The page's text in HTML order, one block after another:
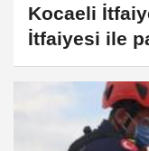
Kocaeli
İtfaiyesi ile